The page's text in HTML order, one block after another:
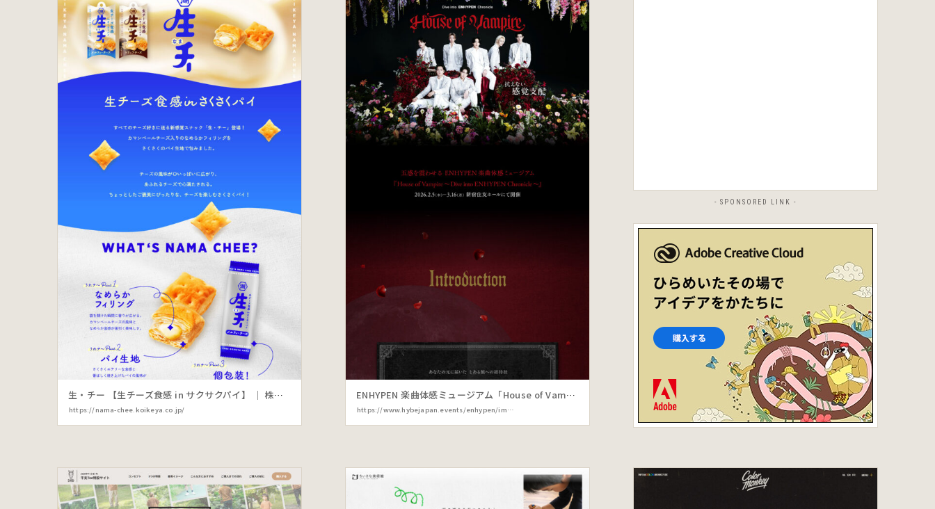
生・チー 【生チーズ食感 in サクサクパイ】 ｜ 株式会社湖池屋
https://nama-chee.koikeya.co.jp/
- SPONSORED LINK -
ENHYPEN 楽曲体感ミュージアム「House of Vampire ～Dive into ENHYPEN Chronicle～」公式サイト
https://www.hybejapan.events/enhypen/immersive-houseofvampire